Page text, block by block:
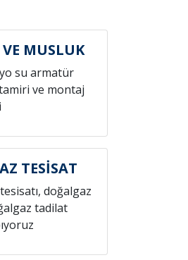
MUSLUK
su armatür
ve montaj
TESİSAT
doğalgaz
tadilat